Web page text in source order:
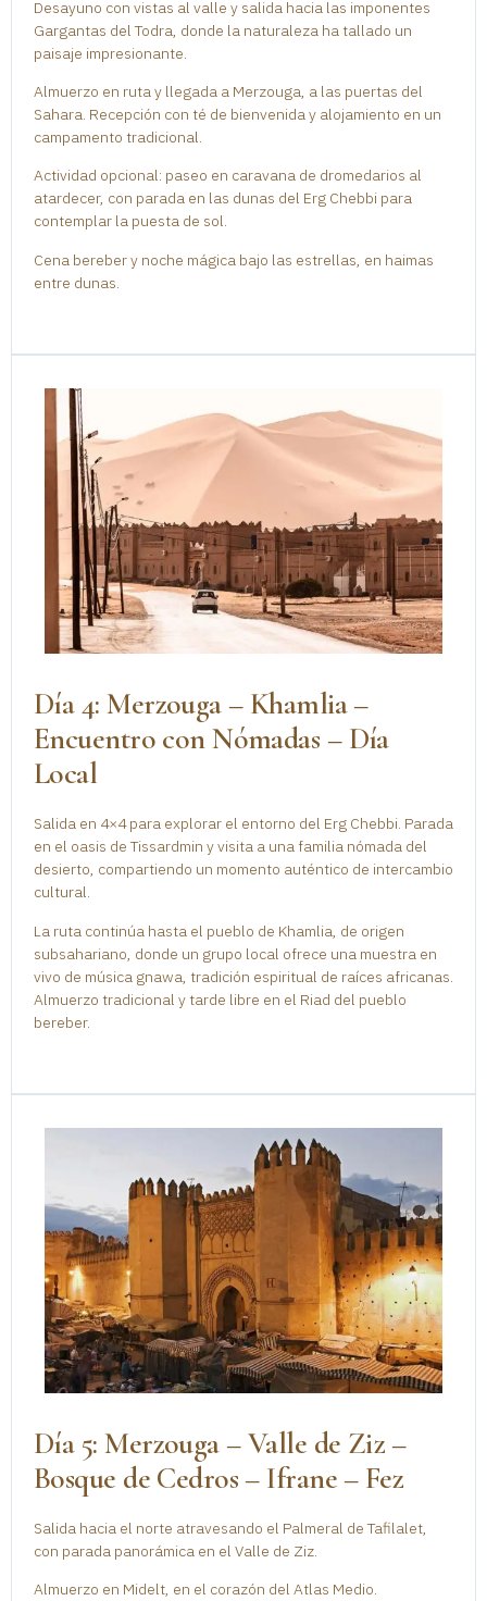
Desayuno con vistas al valle y salida hacia las imponentes
Gargantas del Todra, donde la naturaleza ha tallado un
paisaje impresionante.
Almuerzo en ruta y llegada a Merzouga, a las puertas del
Sahara. Recepción con té de bienvenida y alojamiento en un
campamento tradicional.
Actividad opcional: paseo en caravana de dromedarios al
atardecer, con parada en las dunas del Erg Chebbi para
contemplar la puesta de sol.
Cena bereber y noche mágica bajo las estrellas, en haimas
entre dunas.
Día 4: Merzouga – Khamlia –
Encuentro con Nómadas – Día
Local
Salida en 4×4 para explorar el entorno del Erg Chebbi. Parada
en el oasis de Tissardmin y visita a una familia nómada del
desierto, compartiendo un momento auténtico de intercambio
cultural.
La ruta continúa hasta el pueblo de Khamlia, de origen
subsahariano, donde un grupo local ofrece una muestra en
vivo de música gnawa, tradición espiritual de raíces africanas.
Almuerzo tradicional y tarde libre en el Riad del pueblo
bereber.
Día 5: Merzouga – Valle de Ziz –
Bosque de Cedros – Ifrane – Fez
Salida hacia el norte atravesando el Palmeral de Tafilalet,
con parada panorámica en el Valle de Ziz.
Almuerzo en Midelt, en el corazón del Atlas Medio.